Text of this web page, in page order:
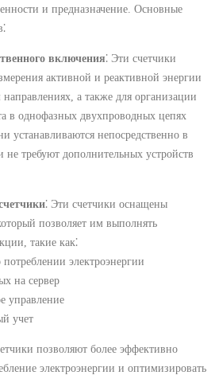
и предназначение. Основные
включения⁚ Эти счетчики
активной и реактивной энергии
а также для организации
в однофазных двухпроводных цепях
устанавливаются непосредственно в
не требуют дополнительных устройств
⁚ Эти счетчики оснащены
позволяет им выполнять
такие как⁚
электроэнергии
на сервер
управление
учет
позволяют более эффективно
электроэнергии и оптимизировать